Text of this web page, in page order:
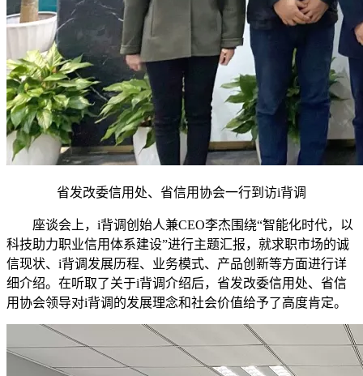
省发改委信用处、省信用协会一行到访i背调
座谈会上，i背调创始人兼CEO李杰围绕“智能化时代，以
科技助力职业信用体系建设”进行主题汇报，就求职市场的诚
信现状、i背调发展历程、业务模式、产品创新等方面进行详
细介绍。在听取了关于i背调介绍后，省发改委信用处、省信
用协会领导对i背调的发展理念和社会价值给予了高度肯定。